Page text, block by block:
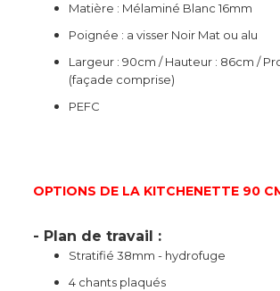
Matière : Mélaminé Blanc 16mm
Poignée : a visser Noir Mat ou alu
Largeur : 90cm / Hauteur : 86cm /
(façade comprise)
PEFC
OPTIONS DE LA KITCHENETTE 90
- Plan de travail :
Stratifié 38mm - hydrofuge
4 chants plaqués